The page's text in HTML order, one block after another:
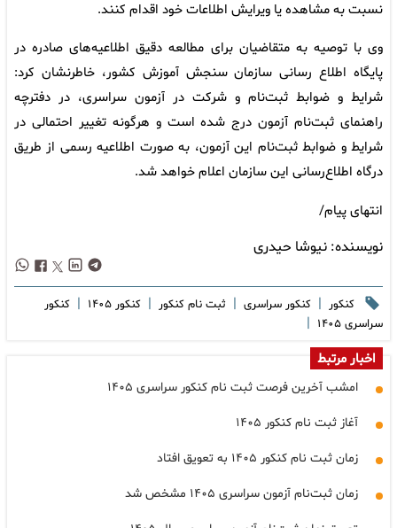
نسبت به مشاهده یا ویرایش اطلاعات خود اقدام کنند.
وی با توصیه به متقاضیان برای مطالعه دقیق اطلاعیه‌های صادره در
پایگاه اطلاع رسانی سازمان سنجش آموزش کشور، خاطرنشان کرد:
شرایط و ضوابط ثبت‌نام و شرکت در آزمون سراسری، در دفترچه
راهنمای ثبت‌نام آزمون درج شده است و هرگونه‌ تغییر احتمالی در
شرایط و ضوابط ثبت‌نام این آزمون، به صورت اطلاعیه رسمی از طریق‌
درگاه اطلاع‌رسانی این سازمان ‌اعلام ‌خواهد شد.
انتهای پیام/
نویسنده: نیوشا حیدری
کنکور | کنکور سراسری | ثبت نام کنکور | کنکور ۱۴۰۵ | کنکور
سراسری ۱۴۰۵
|
اخبار مرتبط
امشب آخرین فرصت ثبت نام کنکور سراسری ۱۴۰۵
آغاز ثبت نام کنکور ۱۴۰۵
زمان ثبت نام کنکور ۱۴۰۵ به تعویق افتاد
زمان ثبت‌نام آزمون سراسری ۱۴۰۵ مشخص شد